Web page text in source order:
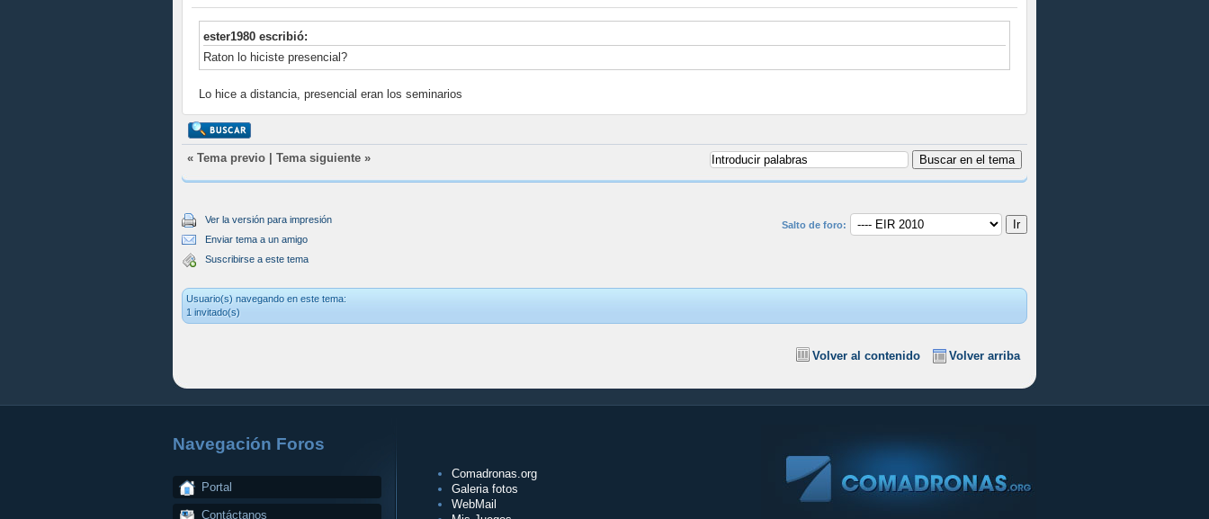
ester1980 escribió:
Raton lo hiciste presencial?
Lo hice a distancia, presencial eran los seminarios
« Tema previo Tema siguiente »
Ver la versión para impresión
Enviar tema a un amigo
Suscribirse a este tema
Salto de foro:
Usuario(s) navegando en este tema:
1 invitado(s)
Volver arriba
Volver al contenido
Navegación Foros
Portal
Contáctanos
Comadronas.org
Galeria fotos
WebMail